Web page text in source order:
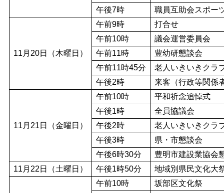
午後7時
職員互助会スポー
11月20日（木曜日）
午前9時
打合せ
午前10時
議会運営委員会
午前11時
豊幼研懇談会
午前11時45分
老人いきいきクラ
午後2時
来客（行政等関係
11月21日（金曜日）
午前10時
平和祈念追悼式
午後1時
全員協議会
午後2時
老人いきいきクラ
午後3時
県・市懇談会
午後6時30分
豊明市建設業協会
11月22日（土曜日）
午後1時50分 地域別県民文化大
午前10時
坂部区文化祭